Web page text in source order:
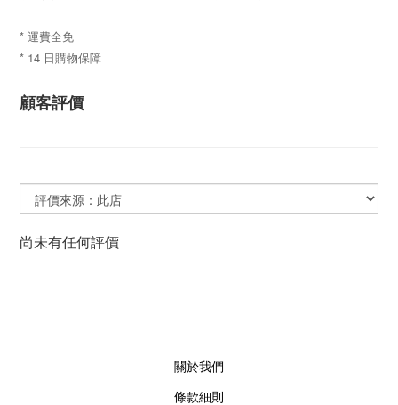
* 運費全免
* 14 日購物保障
顧客評價
尚未有任何評價
關於我們
條款細則